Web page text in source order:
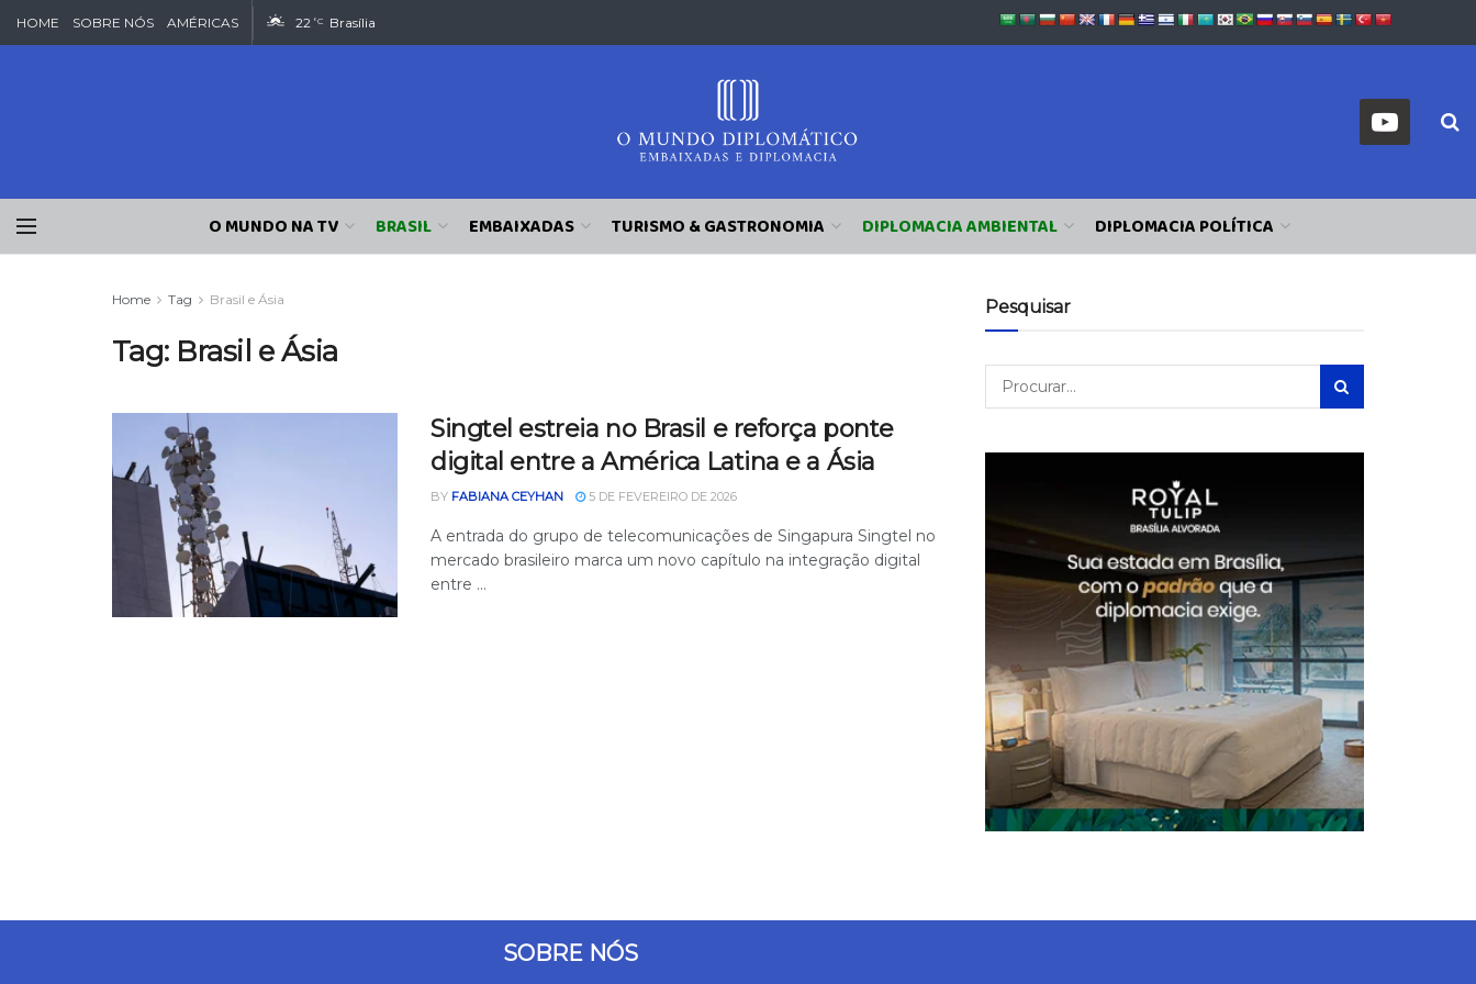
HOME SOBRE NÓS AMÉRICAS 22 °C Brasília
O MUNDO NA TV BRASIL EMBAIXADAS TURISMO & GASTRONOMIA DIPLOMACIA AMBIENTAL DIPLOMACIA POLÍTICA
Home Tag Brasil e Ásia
Tag: Brasil e Ásia
Singtel estreia no Brasil e reforça ponte
digital entre a América Latina e a Ásia
BY FABIANA CEYHAN 5 DE FEVEREIRO DE 2026
A entrada do grupo de telecomunicações de Singapura Singtel no
mercado brasileiro marca um novo capítulo na integração digital
entre ...
Pesquisar
SOBRE NÓS